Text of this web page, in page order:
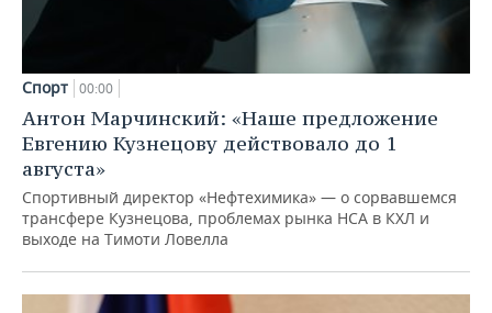
Спорт 00:00
Антон Марчинский: «Наше предложение
Евгению Кузнецову действовало до 1
августа»
Спортивный директор «Нефтехимика» — о сорвавшемся
трансфере Кузнецова, проблемах рынка НСА в КХЛ и
выходе на Тимоти Ловелла